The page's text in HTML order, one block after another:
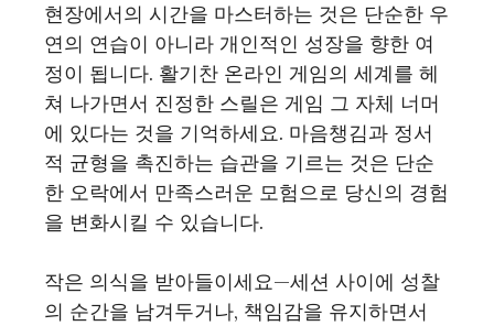
현장에서의 시간을 마스터하는 것은 단순한 우
연의 연습이 아니라 개인적인 성장을 향한 여
정이 됩니다. 활기찬 온라인 게임의 세계를 헤
쳐 나가면서 진정한 스릴은 게임 그 자체 너머
에 있다는 것을 기억하세요. 마음챙김과 정서
적 균형을 촉진하는 습관을 기르는 것은 단순
한 오락에서 만족스러운 모험으로 당신의 경험
을 변화시킬 수 있습니다.
작은 의식을 받아들이세요—세션 사이에 성찰
의 순간을 남겨두거나, 책임감을 유지하면서